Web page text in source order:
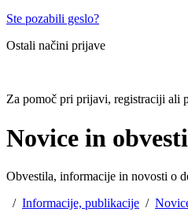
Ste pozabili geslo?
Ostali načini prijave
Za pomoč pri prijavi, registraciji ali
Novice in
Obvestila, informacije in novosti o
/ Informacije, publikacije /